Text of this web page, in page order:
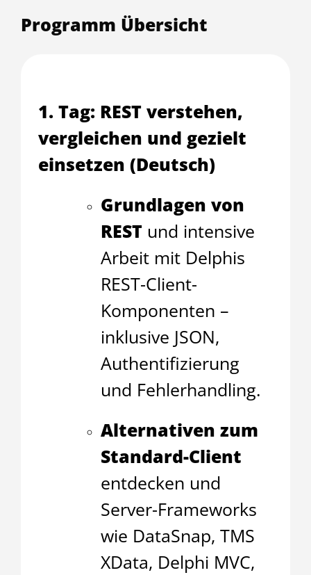
Programm Übersicht
1. Tag: REST verstehen,
vergleichen und gezielt
einsetzen (Deutsch)
Grundlagen von
REST und intensive
Arbeit mit Delphis
REST-Client-
Komponenten –
inklusive JSON,
Authentifizierung
und Fehlerhandling.
Alternativen zum
Standard-Client
entdecken und
Server-Frameworks
wie DataSnap, TMS
XData, Delphi MVC,